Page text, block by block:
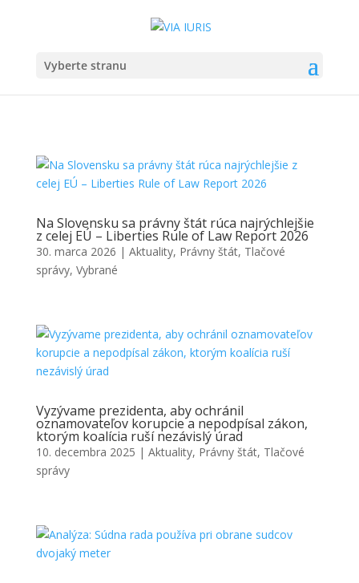
Vyberte stranu
Na Slovensku sa právny štát rúca najrýchlejšie
z celej EÚ – Liberties Rule of Law Report 2026
30. marca 2026 | Aktuality, Právny štát, Tlačové
správy, Vybrané
Vyzývame prezidenta, aby ochránil
oznamovateľov korupcie a nepodpísal zákon,
ktorým koalícia ruší nezávislý úrad
10. decembra 2025 | Aktuality, Právny štát, Tlačové
správy